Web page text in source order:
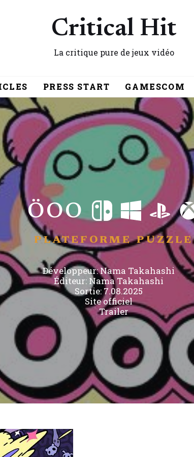
Critical Hit
La critique pure de jeux vidéo
PRESS START GAMESCOM
ÖOO
PLATEFORME PUZZLE
Développeur:Nama Takahashi
Éditeur: Nama Takahashi
Sortie: 7.08.2025
Site officiel
Trailer